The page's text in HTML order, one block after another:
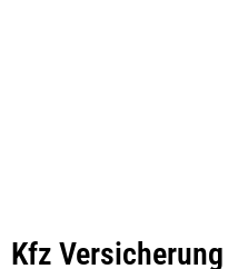
Kfz Versicherung